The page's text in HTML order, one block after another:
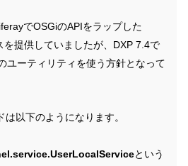
でOSGiのAPIをラップした
を提供していましたが、DXP 7.4で
ユーティリティを使う方針となって
以下のようになります。
という